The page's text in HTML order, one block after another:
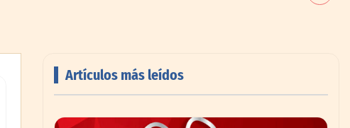
Artículos más leídos